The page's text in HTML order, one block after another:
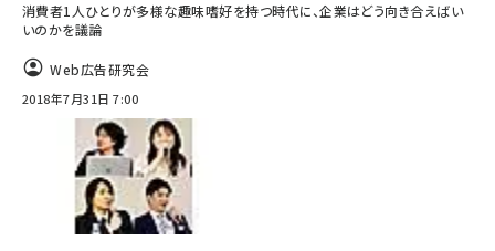
消費者1人ひとりが多様な趣味嗜好を持つ時代に、企業はどう向き合えばい
いのかを議論
Web広告研究会
2018年7月31日 7:00